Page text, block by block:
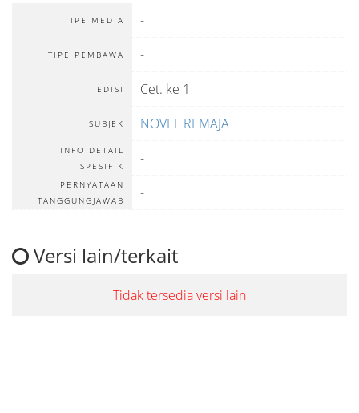
TIPE MEDIA -
TIPE PEMBAWA -
EDISI Cet. ke 1
SUBJEK NOVEL REMAJA
INFO DETAIL
SPESIFIK
-
PERNYATAAN
TANGGUNGJAWAB
-
Versi lain/terkait
Tidak tersedia versi lain